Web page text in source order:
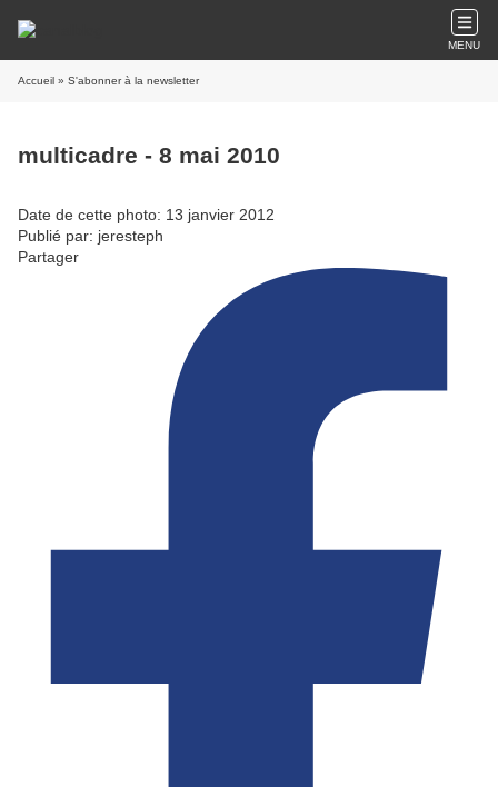
MENU
Accueil » S'abonner à la newsletter
multicadre - 8 mai 2010
Date de cette photo: 13 janvier 2012
Publié par: jeresteph
Partager